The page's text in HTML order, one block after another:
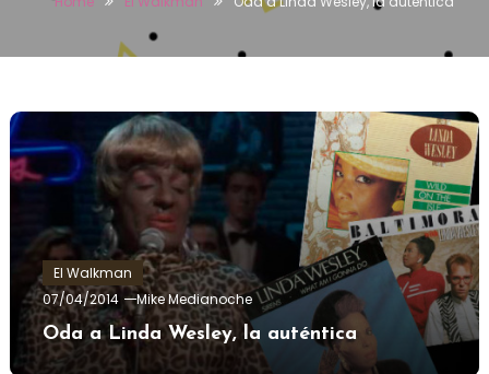
El Walkman
07/04/2014
Mike Medianoche
Oda a Linda Wesley, la auténtica